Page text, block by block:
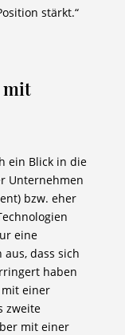
stärkt.“
mit
ein Blick in die
Unternehmen
bzw. eher
eine
dass sich
haben
mit einer
zweite
mit einer